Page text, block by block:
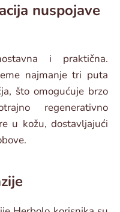
nuspojave
i praktična.
najmanje tri puta
što omogućuje brzo
regenerativno
u kožu, dostavljajući